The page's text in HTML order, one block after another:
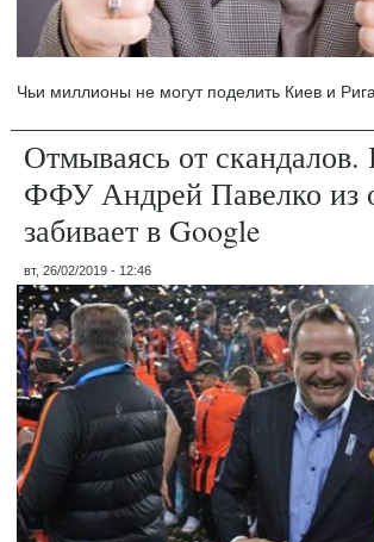
Чьи миллионы не могут поделить Киев и
Отмываясь от скандалов.
ФФУ Андрей Павелко из
забивает в Google
вт, 26/02/2019 - 12:46